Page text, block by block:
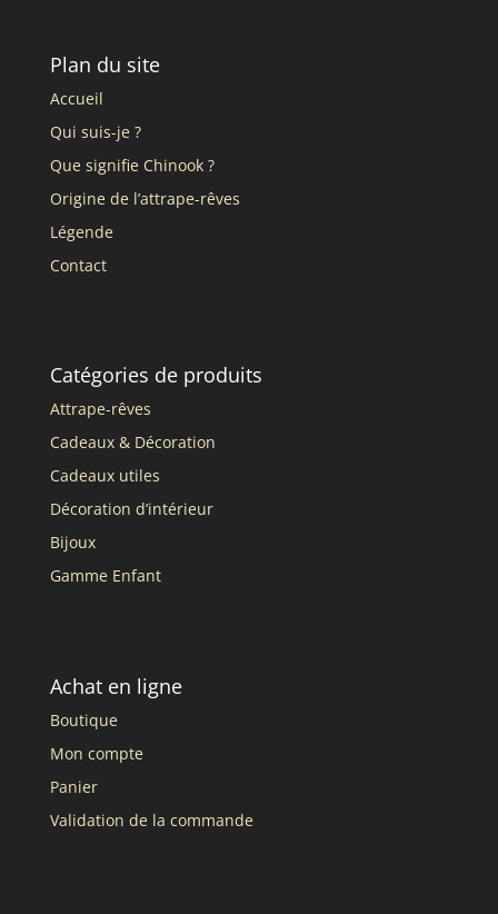
Plan du site
Accueil
Qui suis-je ?
Que signifie Chinook ?
Origine de l’attrape-rêves
Légende
Contact
Catégories de produits
Attrape-rêves
Cadeaux & Décoration
Cadeaux utiles
Décoration d’intérieur
Bijoux
Gamme Enfant
Achat en ligne
Boutique
Mon compte
Panier
Validation de la commande